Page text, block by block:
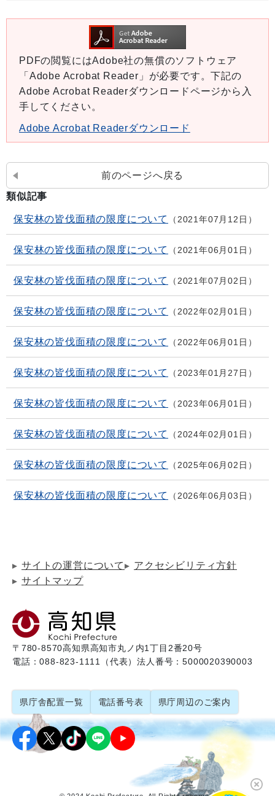
PDFの閲覧にはAdobe社の無償のソフトウェア
「Adobe Acrobat Reader」が必要です。下記の
Adobe Acrobat Readerダウンロードページから入
手してください。
Adobe Acrobat Readerダウンロード
前のページへ戻る
類似記事
保安林の皆伐面積の限度について 2021年07月12日
保安林の皆伐面積の限度について 2021年06月01日
保安林の皆伐面積の限度について 2021年07月02日
保安林の皆伐面積の限度について 2022年02月01日
保安林の皆伐面積の限度について 2022年06月01日
保安林の皆伐面積の限度について 2023年01月27日
保安林の皆伐面積の限度について 2023年06月01日
保安林の皆伐面積の限度について 2024年02月01日
保安林の皆伐面積の限度について 2025年06月02日
保安林の皆伐面積の限度について 2026年06月03日
サイトの運営について
アクセシビリティ方針
サイトマップ
〒780-8570高知県高知市丸ノ内1丁目2番20号
電話：088-823-1111（代表）法人番号：5000020390003
県庁舎配置一覧 電話番号表 県庁周辺のご案内